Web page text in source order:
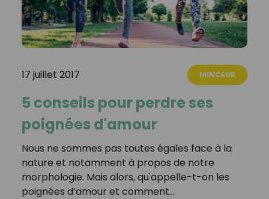
17 juillet 2017 MINCEUR
5 conseils pour perdre ses
poignées d'amour
Nous ne sommes pas toutes égales face à la
nature et notamment à propos de notre
morphologie. Mais alors, qu'appelle-t-on les
poignées d’amour et comment…